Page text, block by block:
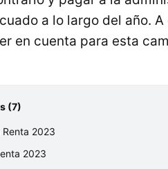
a lo largo del año.
en cuenta para esta
(7)
Renta 2023
2023